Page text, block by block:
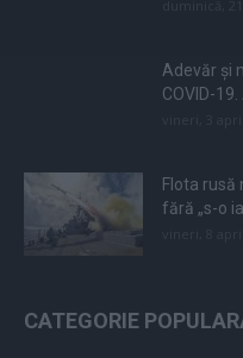
Adevăr și
COVID-19.
Flota rusă
fără „s-o ia
CATEGORIE